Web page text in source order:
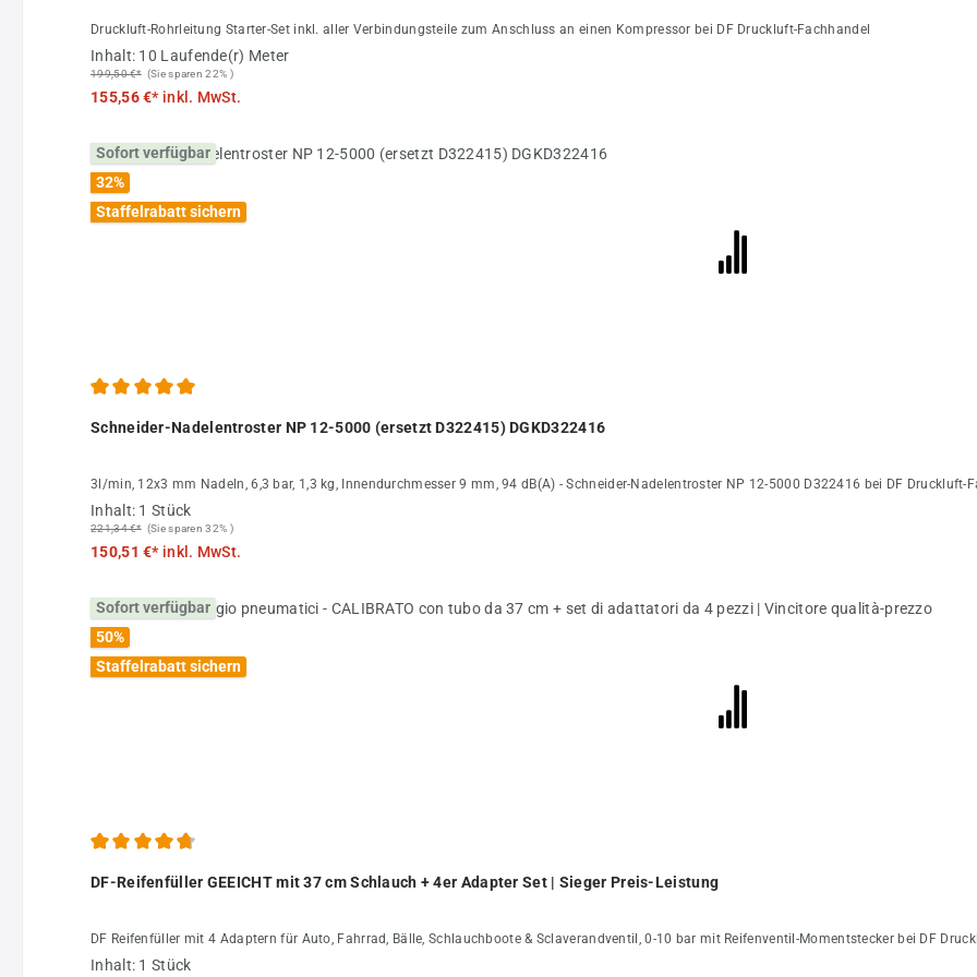
Druckluft-Rohrleitung Starter-Set inkl. aller Verbindungsteile zum Anschluss an einen Kompressor bei DF Druckluft-Fachhandel
Inhalt: 10 Laufende(r) Meter
199,50 €* (Sie sparen 22% )
155,56 €* inkl. MwSt.
Sofort verfügbar
32%
Staffelrabatt sichern
Schneider-Nadelentroster NP 12-5000 (ersetzt D322415) DGKD322416
3l/min, 12x3 mm Nadeln, 6,3 bar, 1,3 kg, Innendurchmesser 9 mm, 94 dB(A) - Schneider-Nadelentroster NP 12-5000 D322416 bei DF Druckluft-
Inhalt: 1 Stück
221,34 €* (Sie sparen 32% )
150,51 €* inkl. MwSt.
Sofort verfügbar
50%
Staffelrabatt sichern
DF-Reifenfüller GEEICHT mit 37 cm Schlauch + 4er Adapter Set | Sieger Preis-Leistung
DF Reifenfüller mit 4 Adaptern für Auto, Fahrrad, Bälle, Schlauchboote & Sclaverandventil, 0-10 bar mit Reifenventil-Momentstecker bei DF
Inhalt: 1 Stück